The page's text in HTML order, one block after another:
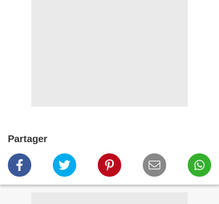
Partager